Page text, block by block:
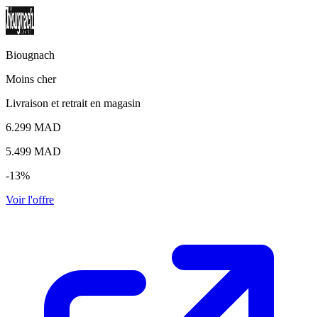
Biougnach
Moins cher
Livraison et retrait en magasin
6.299 MAD
5.499 MAD
-13%
Voir l'offre